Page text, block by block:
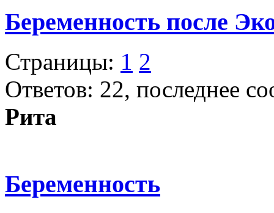
Беременность после
Страницы: 1 2
Ответов: 22, последнее
Рита
Беременность